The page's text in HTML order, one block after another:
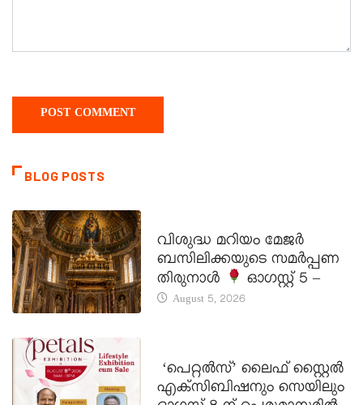
BLOG POSTS
വിശുദ്ധ മറിയം മേജർ
ബസിലിക്കയുടെ സമർപ്പണ
തിരുനാൾ
ഓഗസ്റ്റ് 5 –
August 5, 2026
‘പെറ്റൽസ്’ ലൈഫ് സ്റ്റൈൽ
എക്സിബിഷനും സെയിലും